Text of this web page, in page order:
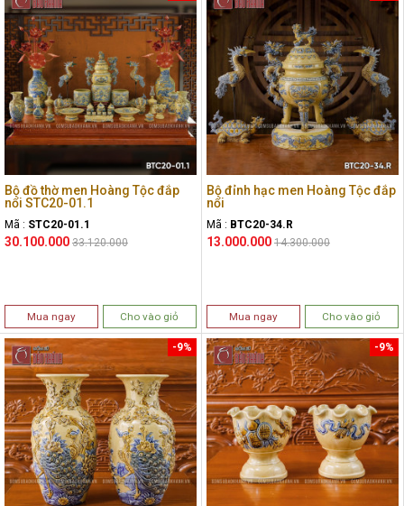
Bộ đồ thờ men Hoàng Tộc đắp
nổi STC20-01.1
Mã : STC20-01.1
30.100.000 33.120.000
Mua ngay Cho vào giỏ
Bộ đỉnh hạc men Hoàng Tộc đắp
nổi
Mã : BTC20-34.R
13.000.000 14.300.000
Mua ngay Cho vào giỏ
-9% -9%